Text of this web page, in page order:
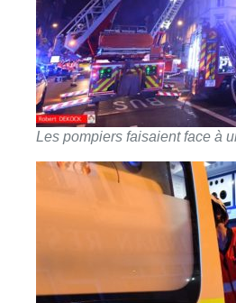
Cinq personnes ont été